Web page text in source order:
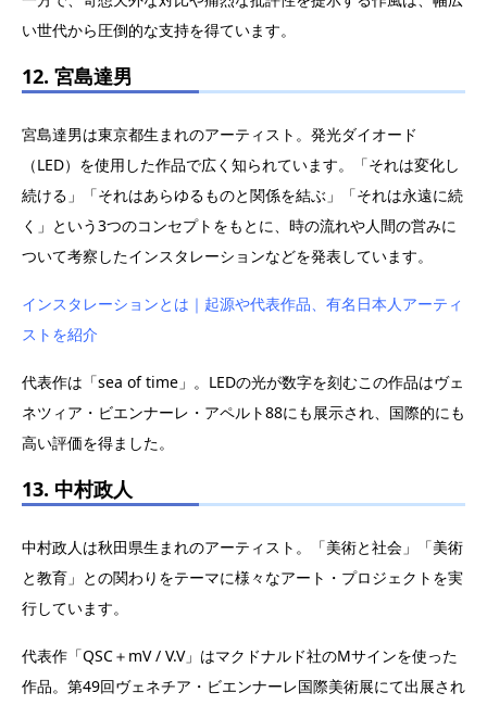
い世代から圧倒的な支持を得ています。
12. 宮島達男
宮島達男は東京都生まれのアーティスト。発光ダイオード
（LED）を使用した作品で広く知られています。「それは変化し
続ける」「それはあらゆるものと関係を結ぶ」「それは永遠に続
く」という3つのコンセプトをもとに、時の流れや人間の営みに
ついて考察したインスタレーションなどを発表しています。
インスタレーションとは｜起源や代表作品、有名日本人アーティ
ストを紹介
代表作は「sea of time」。LEDの光が数字を刻むこの作品はヴェ
ネツィア・ビエンナーレ・アペルト88にも展示され、国際的にも
高い評価を得ました。
13. 中村政人
中村政人は秋田県生まれのアーティスト。「美術と社会」「美術
と教育」との関わりをテーマに様々なアート・プロジェクトを実
行しています。
代表作「QSC＋mV / V.V」はマクドナルド社のMサインを使った
作品。第49回ヴェネチア・ビエンナーレ国際美術展にて出展され